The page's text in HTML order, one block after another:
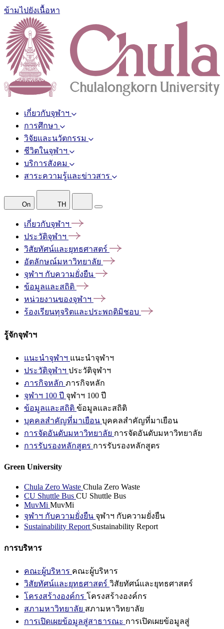
ข้ามไปยังเนื้อหา
เกี่ยวกับจุฬาฯ
การศึกษา
วิจัยและนวัตกรรม
ชีวิตในจุฬาฯ
บริการสังคม
สาระความรู้และข่าวสาร
On TH
เกี่ยวกับจุฬาฯ
ประวัติจุฬาฯ
วิสัยทัศน์และยุทธศาสตร์
อัตลักษณ์มหาวิทยาลัย
จุฬาฯ กับความยั่งยืน
ข้อมูลและสถิติ
หน่วยงานของจุฬาฯ
ร้องเรียนทุจริตและประพฤติมิชอบ
รู้จักจุฬาฯ
แนะนำจุฬาฯ แนะนำจุฬาฯ
ประวัติจุฬาฯ ประวัติจุฬาฯ
ภารกิจหลัก ภารกิจหลัก
จุฬาฯ 100 ปี จุฬาฯ 100 ปี
ข้อมูลและสถิติ ข้อมูลและสถิติ
บุคคลสำคัญที่มาเยือน บุคคลสำคัญที่มาเยือน
การจัดอันดับมหาวิทยาลัย การจัดอันดับมหาวิทยาลัย
การรับรองหลักสูตร การรับรองหลักสูตร
Green University
Chula Zero Waste Chula Zero Waste
CU Shuttle Bus CU Shuttle Bus
MuvMi MuvMi
จุฬาฯ กับความยั่งยืน จุฬาฯ กับความยั่งยืน
Sustainability Report Sustainability Report
การบริหาร
คณะผู้บริหาร คณะผู้บริหาร
วิสัยทัศน์และยุทธศาสตร์ วิสัยทัศน์และยุทธศาสตร์
โครงสร้างองค์กร โครงสร้างองค์กร
สภามหาวิทยาลัย สภามหาวิทยาลัย
การเปิดเผยข้อมูลสู่สาธารณะ การเปิดเผยข้อมูลสู่